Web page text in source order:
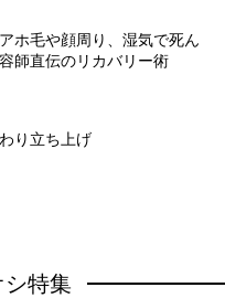
ホ毛や顔周り、湿気で死ん
師直伝のリカバリー術
り立ち上げ
特集